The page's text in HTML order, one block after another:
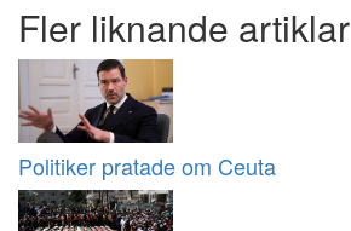
Fler liknande artiklar
Politiker pratade om Ceuta